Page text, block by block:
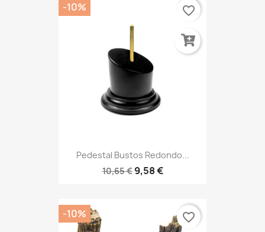
Pedestal Bustos Redondo...
10,65 € 9,58 €
-10% favorite_border
-10% favorite_border